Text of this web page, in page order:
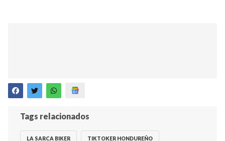
Tags relacionados
LA SARCA BIKER TIKTOKER HONDUREÑO